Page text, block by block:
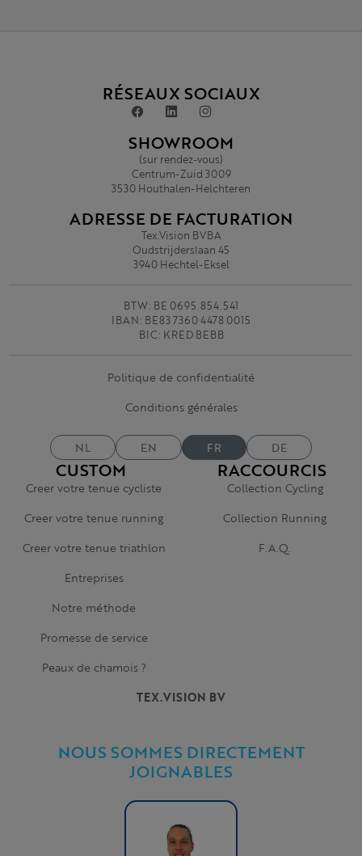
TEX.VISION BV
NOUS SOMMES DIRECTEMENT
JOIGNABLES
CUSTOM
Creer votre tenue cycliste
Creer votre tenue running
Creer votre tenue triathlon
Entreprises
Notre méthode
Promesse de service
Peaux de chamois ?
RACCOURCIS
Collection Cycling
Collection Running
F.A.Q.
RÉSEAUX SOCIAUX
SHOWROOM
(sur rendez-vous)
Centrum-Zuid 3009
3530 Houthalen-Helchteren
ADRESSE DE FACTURATION
Tex.Vision BVBA
Oudstrijderslaan 45
3940 Hechtel-Eksel
BTW: BE 0695.854.541
IBAN: BE83 7360 4478 0015
BIC: KRED BEBB
Politique de confidentialité
Conditions générales
NL EN FR DE